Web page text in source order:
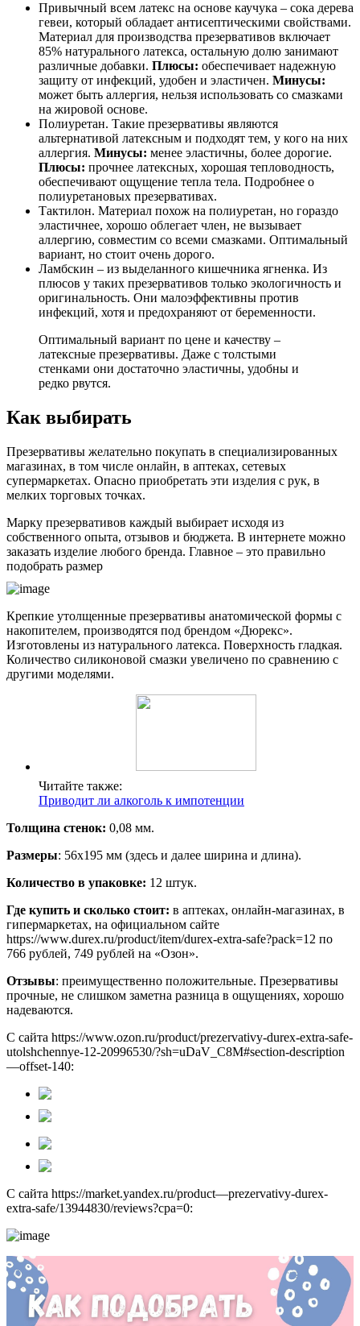
Привычный всем латекс на основе каучука – сока дерева
гевеи, который обладает антисептическими свойствами.
Материал для производства презервативов включает
85% натурального латекса, остальную долю занимают
различные добавки. Плюсы: обеспечивает надежную
защиту от инфекций, удобен и эластичен. Минусы:
может быть аллергия, нельзя использовать со смазками
на жировой основе.
Полиуретан. Такие презервативы являются
альтернативой латексным и подходят тем, у кого на них
аллергия. Минусы: менее эластичны, более дорогие.
Плюсы: прочнее латексных, хорошая тепловодность,
обеспечивают ощущение тепла тела. Подробнее о
полиуретановых презервативах.
Тактилон. Материал похож на полиуретан, но гораздо
эластичнее, хорошо облегает член, не вызывает
аллергию, совместим со всеми смазками. Оптимальный
вариант, но стоит очень дорого.
Ламбскин – из выделанного кишечника ягненка. Из
плюсов у таких презервативов только экологичность и
оригинальность. Они малоэффективны против
инфекций, хотя и предохраняют от беременности.
Оптимальный вариант по цене и качеству –
латексные презервативы. Даже с толстыми
стенками они достаточно эластичны, удобны и
редко рвутся.
Как выбирать
Презервативы желательно покупать в специализированных
магазинах, в том числе онлайн, в аптеках, сетевых
супермаркетах. Опасно приобретать эти изделия с рук, в
мелких торговых точках.
Марку презервативов каждый выбирает исходя из
собственного опыта, отзывов и бюджета. В интернете можно
заказать изделие любого бренда. Главное – это правильно
подобрать размер
Крепкие утолщенные презервативы анатомической формы с
накопителем, производятся под брендом «Дюрекс».
Изготовлены из натурального латекса. Поверхность гладкая.
Количество силиконовой смазки увеличено по сравнению с
другими моделями.
Читайте также:
Приводит ли алкоголь к импотенции
Толщина стенок: 0,08 мм.
Размеры: 56х195 мм (здесь и далее ширина и длина).
Количество в упаковке: 12 штук.
Где купить и сколько стоит: в аптеках, онлайн-магазинах, в
гипермаркетах, на официальном сайте
https://www.durex.ru/product/item/durex-extra-safe?pack=12 по
766 рублей, 749 рублей на «Озон».
Отзывы: преимущественно положительные. Презервативы
прочные, не слишком заметна разница в ощущениях, хорошо
надеваются.
С сайта https://www.ozon.ru/product/prezervativy-durex-extra-safe-
utolshchennye-12-20996530/?sh=uDaV_C8M#section-description
—offset-140:
С сайта https://market.yandex.ru/product—prezervativy-durex-
extra-safe/13944830/reviews?cpa=0: